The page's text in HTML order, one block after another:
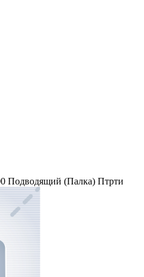
Подводящий (Палка) Птрти